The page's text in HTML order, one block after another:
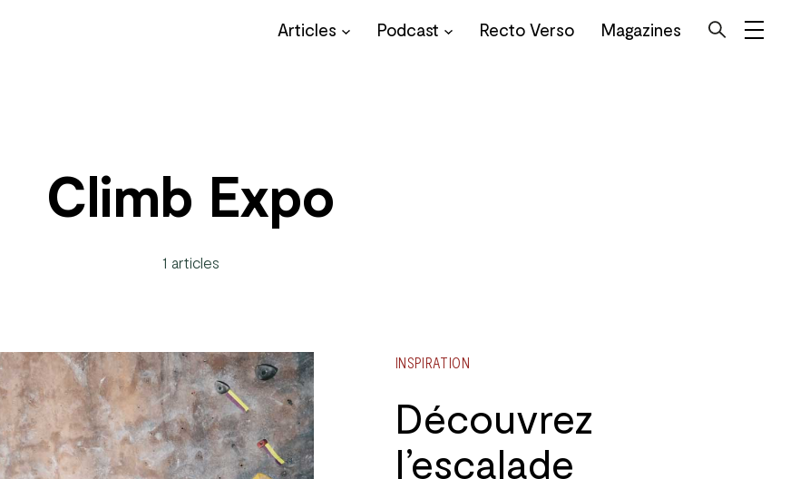
Articles Podcast Recto Verso Magazines
Climb Expo
1 articles
INSPIRATION
Découvrez
l’escalade